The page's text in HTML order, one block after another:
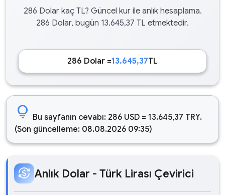
286 Dolar kaç TL? Güncel kur ile anlık hesaplama.
286 Dolar, bugün 13.645,37 TL etmektedir.
286 Dolar =13.645,37TL
lightbulb Bu sayfanın cevabı: 286 USD = 13.645,37 TRY.
(Son güncelleme: 08.08.2026 09:35)
currency_exchange Anlık Dolar - Türk Lirası Çevirici